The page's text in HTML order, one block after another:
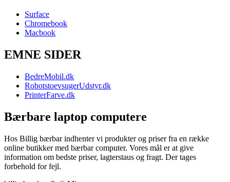
Surface
Chromebook
Macbook
EMNE SIDER
BedreMobil.dk
RobotstoevsugerUdstyr.dk
PrinterFarve.dk
Bærbare laptop computere
Hos Billig bærbar indhenter vi produkter og priser fra en række
online butikker med bærbar computer. Vores mål er at give
information om bedste priser, lagterstaus og fragt. Der tages
forbehold for fejl.